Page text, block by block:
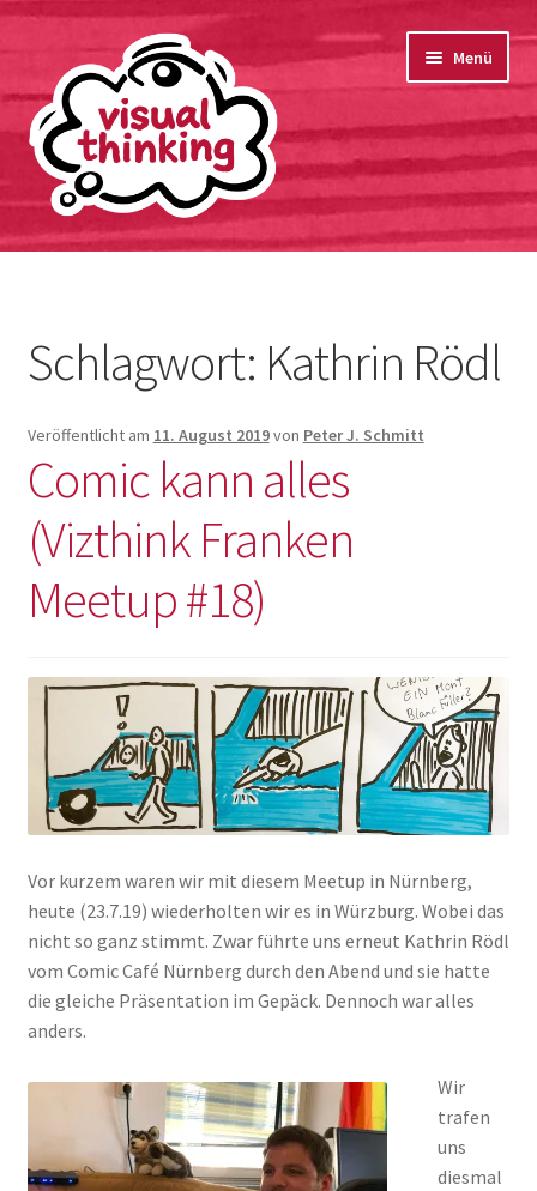
Navigation
springen
Inhalt
springen
Menü
Startseite
Portfolio
Kontakt
Datenschutzerklärung
Impressum
Schlagwort: Kathrin Rödl
Veröffentlicht am 11. August 2019von Peter J. Schmitt
Comic kann alles
(Vizthink Franken
Meetup #18)
Vor kurzem waren wir mit diesem Meetup in Nürnberg,
heute (23.7.19) wiederholten wir es in Würzburg. Wobei das
nicht so ganz stimmt. Zwar führte uns erneut Kathrin Rödl
vom Comic Café Nürnberg durch den Abend und sie hatte
die gleiche Präsentation im Gepäck. Dennoch war alles
anders.
Wir
trafen
uns
diesmal